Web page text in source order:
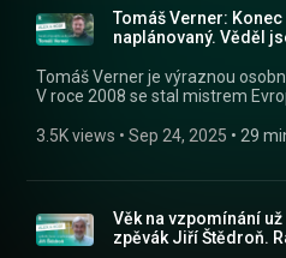
cédéčku, která se díkybohu na
potom podepisuju a napíšu jim
ruce, není to imaginární. Jsem
na koncertech zpívají, tak to je
odměna.“ » Poslouchejte Alex a host jako podcast v mobilní
aplikaci mujRozhlas https://
Alex a host na mujRozhlas.cz
https://www.mujrozhlas.cz/alex-
Tomáš Verner:
naplánovaný. Věděl
Tomáš Verner je výraznou
V roce 2008 se stal mistrem
co dělá teď? » Poslouchejte Alex a host jako podcast v mobilní
Facebooku: https://
3.5K views • Sep 24, 2025 • 29
Věk na vzpomínání
zpěvák Jiří Štědroň.